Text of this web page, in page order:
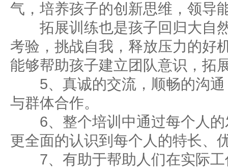
气，培养孩子的创新思维，领导
拓展训练也是孩子回归大自
考验，挑战自我，释放压力的好
能够帮助孩子建立团队意识，拓
5、真诚的交流，顺畅的沟通
与群体合作。
6、整个培训中通过每个人的
更全面的认识到每个人的特长、
7、有助于帮助人们在实际工